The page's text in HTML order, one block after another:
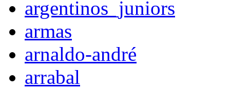
argentinos_juniors
armas
arnaldo-andré
arrabal